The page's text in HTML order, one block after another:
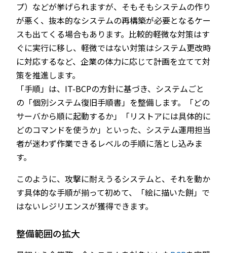
プ）などが挙げられますが、そもそもシステムの作り
が悪く、抜本的なシステムの再構築が必要となるケー
スも出てくる場合もあります。比較的軽微な対策はす
ぐに実行に移し、軽微ではない対策はシステム更改時
に対応するなど、企業の体力に応じて計画を立てて対
策を推進します。
「手順」は、IT-BCPの方針に基づき、システムごと
の「個別システム復旧手順書」を整備します。「どの
サーバから順に起動するか」「リストアには具体的に
どのコマンドを使うか」といった、システム運用担当
者が迷わず作業できるレベルの手順に落とし込みま
す。
このように、攻撃に耐えうるシステムと、それを動か
す具体的な手順が揃って初めて、「絵に描いた餅」で
はないレジリエンスが獲得できます。
整備範囲の拡大